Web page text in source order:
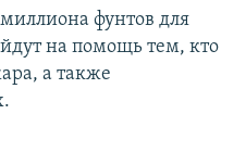
фунтов для
на помощь тем, кто
а также